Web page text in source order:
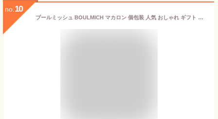
no. 10
ブールミッシュ BOULMICH マカロン 個包装 人気 おしゃれ ギフト スイーツ お菓子 詰め合わせ プレゼント 内祝 誕生日 かわいい お菓子 プチギフト (5個入り)